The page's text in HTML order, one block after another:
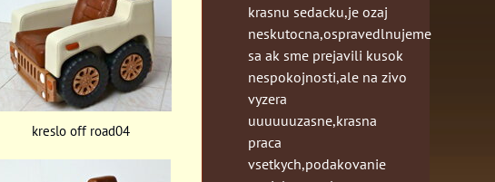
kreslo off road04
krasnu sedacku,je ozaj
neskutocna,ospravedlnujeme
sa ak sme prejavili kusok
nespokojnosti,ale na zivo
vyzera
uuuuuuzasne,krasna
praca
vsetkych,podakovanie